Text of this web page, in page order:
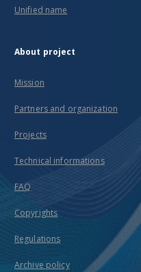
Unified name
About project
Mission
Partners and organization
Projects
Technical informations
FAQ
Copyrights
Regulations
Archive policy